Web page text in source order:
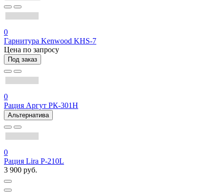
0
Гарнитура Kenwood KHS-7
Цена по запросу
Под заказ
0
Рация Аргут РК-301Н
Альтернатива
0
Рация Lira P-210L
3 900 руб.